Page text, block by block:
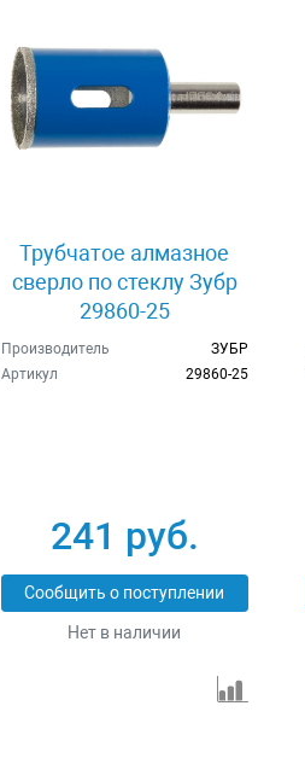
Трубчатое алмазное
сверло по стеклу Зубр
29860-25
Производитель
ЗУБР
Артикул
29860-25
241 руб.
Сообщить о поступлении
Нет в наличии